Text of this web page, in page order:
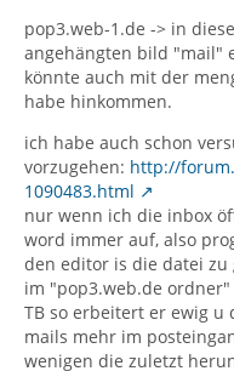
pop3.web-1.de -> in
angehängten bild "mail"
könnte auch mit der
habe hinkommen.
ich habe auch schon
vorzugehen: http://
1090483.html
nur wenn ich die inbox
word immer auf, also
den editor is die datei
im "pop3.web.de
TB so erbeitert er ewig
mails mehr im
wenigen die zuletzt